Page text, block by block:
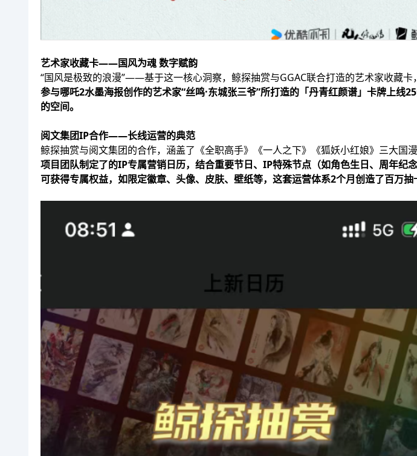
艺术家收藏卡——国风为魂 数字赋韵
“国风是极致的浪漫”——基于这一核心洞察，鲸探抽赏与GGAC联合打造的艺术家收藏
参与哪吒2水墨海报创作的艺术家“丝鸣·东城张三爷”所打造的「丹青红颜谱」卡牌上
的空间。
阅文集团IP合作——长线运营的典范
鲸探抽赏与阅文集团的合作，涵盖了《全职高手》《一人之下》《狐妖小红娘》三大国
项目团队制定了的IP专属营销日历，结合重要节日、IP特殊节点（如角色生日、周年
可获得专属权益，如限定徽章、头像、皮肤、壁纸等，这套运营体系2个月创造了百万抽